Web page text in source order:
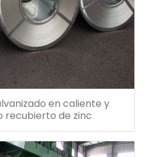
en caliente y
recubierto de zinc